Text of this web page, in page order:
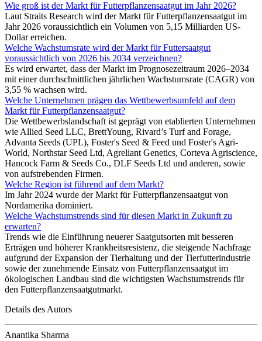
Wie groß ist der Markt für Futterpflanzensaatgut im Jahr 2026?
Laut Straits Research wird der Markt für Futterpflanzensaatgut im
Jahr 2026 voraussichtlich ein Volumen von 5,15 Milliarden US-
Dollar erreichen.
Welche Wachstumsrate wird der Markt für Futtersaatgut
voraussichtlich von 2026 bis 2034 verzeichnen?
Es wird erwartet, dass der Markt im Prognosezeitraum 2026–2034
mit einer durchschnittlichen jährlichen Wachstumsrate (CAGR) von
3,55 % wachsen wird.
Welche Unternehmen prägen das Wettbewerbsumfeld auf dem
Markt für Futterpflanzensaatgut?
Die Wettbewerbslandschaft ist geprägt von etablierten Unternehmen
wie Allied Seed LLC, BrettYoung, Rivard’s Turf and Forage,
Advanta Seeds (UPL), Foster's Seed & Feed und Foster's Agri-
World, Northstar Seed Ltd, Agreliant Genetics, Corteva Agriscience,
Hancock Farm & Seeds Co., DLF Seeds Ltd und anderen, sowie
von aufstrebenden Firmen.
Welche Region ist führend auf dem Markt?
Im Jahr 2024 wurde der Markt für Futterpflanzensaatgut von
Nordamerika dominiert.
Welche Wachstumstrends sind für diesen Markt in Zukunft zu
erwarten?
Trends wie die Einführung neuerer Saatgutsorten mit besseren
Erträgen und höherer Krankheitsresistenz, die steigende Nachfrage
aufgrund der Expansion der Tierhaltung und der Tierfutterindustrie
sowie der zunehmende Einsatz von Futterpflanzensaatgut im
ökologischen Landbau sind die wichtigsten Wachstumstrends für
den Futterpflanzensaatgutmarkt.
Details des Autors
Anantika Sharma